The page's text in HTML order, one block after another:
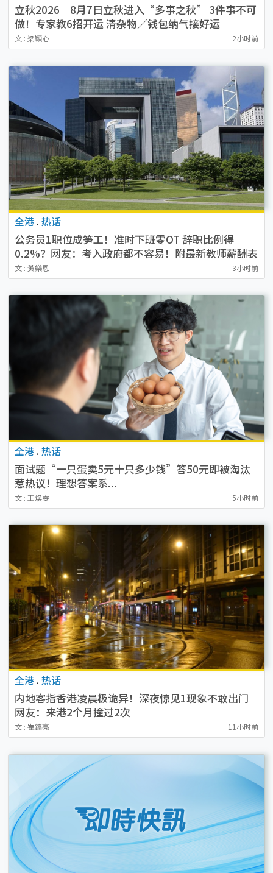
立秋2026｜8月7日立秋进入“多事之秋” 3件事不可
做！专家教6招开运 清杂物／钱包纳气接好运
文 : 梁穎心 2小时前
全港 . 热话
公务员1职位成笋工！准时下班零OT 辞职比例得
0.2%？网友：考入政府都不容易！附最新教师薪酬表
文 : 黃樂恩 3小时前
全港 . 热话
面试题“一只蛋卖5元十只多少钱”答50元即被淘汰
惹热议！理想答案系...
文 : 王煥雯 5小时前
全港 . 热话
内地客指香港凌晨极诡异！深夜惊见1现象不敢出门
网友：来港2个月撞过2次
文 : 崔鎬亮 11小时前